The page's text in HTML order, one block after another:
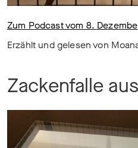
Zum Podcast vom 8.
Erzählt und gelesen von
Zackenfalle